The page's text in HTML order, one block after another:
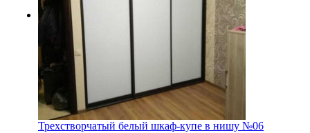
Трехстворчатый белый шкаф-купе в нишу №06